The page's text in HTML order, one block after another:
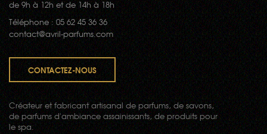
de 9h à 12h et de 14h à 18h
Téléphone : 05 62 45 36 36
contact@avril-parfums.com
CONTACTEZ-NOUS
Créateur et fabricant artisanal de parfums, de savons,
de parfums d'ambiance assainissants, de produits pour
le spa.